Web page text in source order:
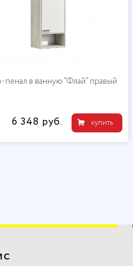
в ванную "Флай" правый
купить
6 348 руб.